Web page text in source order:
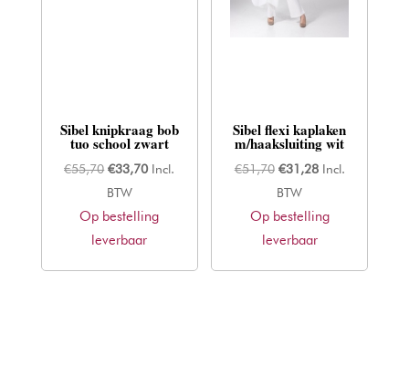
Sibel knipkraag bob
tuo school zwart
€55,70 Oorspronkelijke
prijs
was:
€55,70.
€33,70Huidige
is:
Incl.
BTW
Op bestelling
leverbaar
Sibel flexi kaplaken
m/haaksluiting wit
€51,70 Oorspronkelijke
prijs
was:
€51,70.
€31,28Huidige
is:
€31,28.
Incl.
BTW
Op bestelling
leverbaar